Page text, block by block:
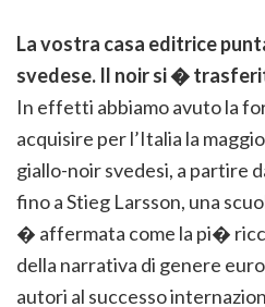
La vostra casa editrice
svedese. Il noir si �
In effetti abbiamo avuto la
acquisire per l’Italia la
giallo-noir svedesi, a partire
fino a Stieg Larsson, una
� affermata come la pi�
della narrativa di genere
autori al successo